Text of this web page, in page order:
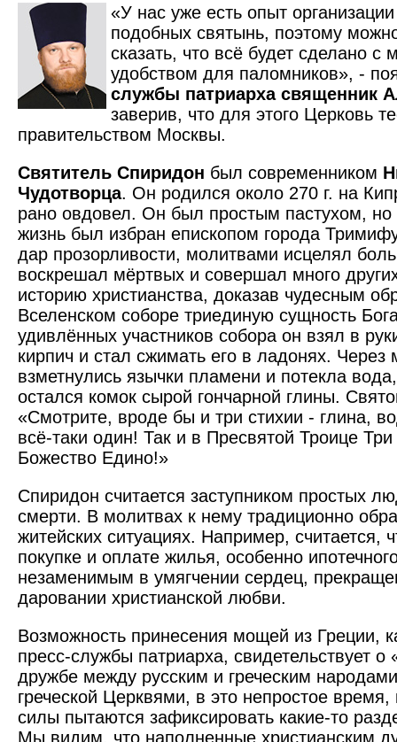
«У нас уже есть опыт
подобных святынь, поэтому
сказать, что всё будет сделано с
удобством для паломников», -
службы патриарха священник
заверив, что для этого Церковь
правительством Москвы.
Святитель Спиридон был современником
Чудотворца. Он родился около 270 г. на
рано овдовел. Он был простым пастухом, но
жизнь был избран епископом города
дар прозорливости, молитвами исцелял
воскрешал мёртвых и совершал много
историю христианства, доказав чудесным
Вселенском соборе триединую сущность
удивлённых участников собора он взял в
кирпич и стал сжимать его в ладонях. Через
взметнулись язычки пламени и потекла
остался комок сырой гончарной глины.
«Смотрите, вроде бы и три стихии - глина,
всё-таки один! Так и в Пресвятой Троице
Божество Едино!»
Спиридон считается заступником простых
смерти. В молитвах к нему традиционно
житейских ситуациях. Например, считается,
покупке и оплате жилья, особенно
незаменимым в умягчении сердец,
даровании христианской любви.
Возможность принесения мощей из Греции,
пресс-службы патриарха, свидетельствует о
дружбе между русским и греческим
греческой Церквями, в это непростое время,
силы пытаются зафиксировать какие-то
Мы видим, что наполненные христианским